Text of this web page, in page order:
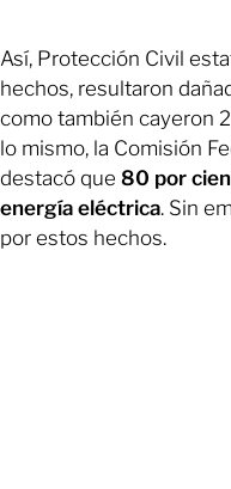
Así, Protección Civil
hechos, resultaron
como también cayeron
lo mismo, la Comisión
destacó que 80 por
energía eléctrica. Sin
por estos hechos.